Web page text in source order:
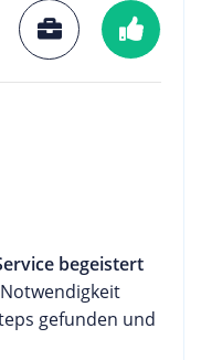
begeistert
gefunden und